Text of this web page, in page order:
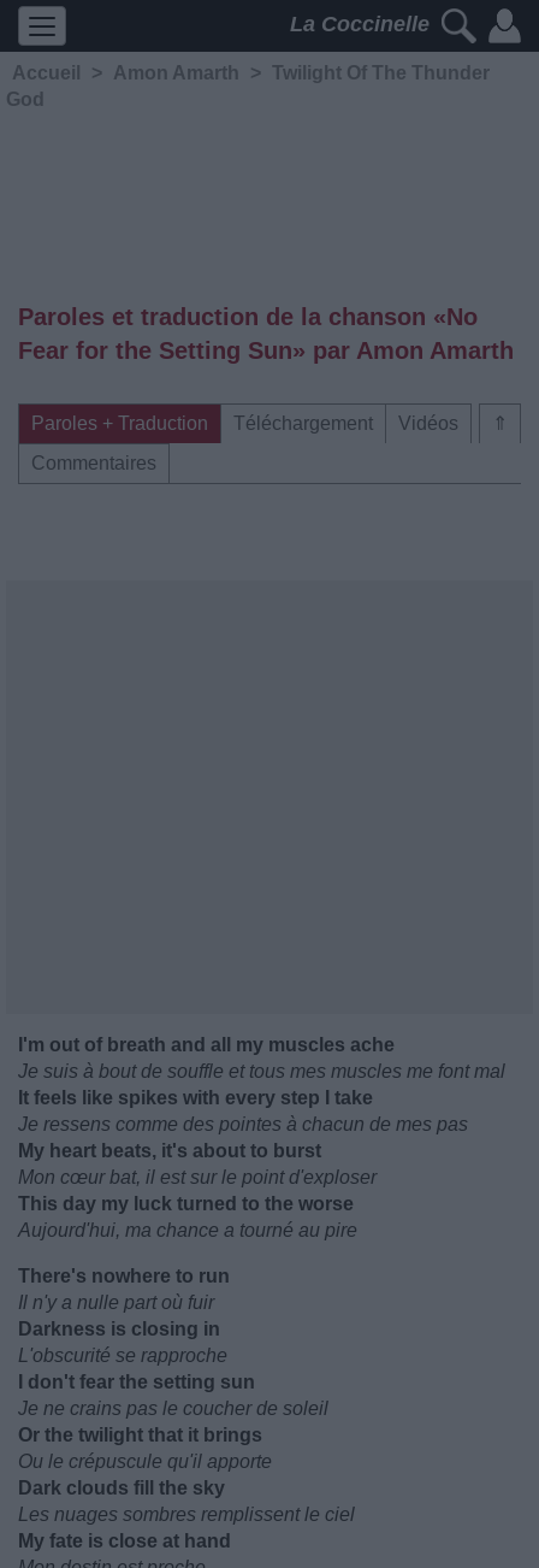
La Coccinelle
Accueil > Amon Amarth > Twilight Of The Thunder
God
Paroles et traduction de la chanson «No
Fear for the Setting Sun» par Amon Amarth
⇑
Paroles + Traduction Téléchargement
Vidéos
Commentaires
I'm out of breath and all my muscles ache
Je suis à bout de souffle et tous mes muscles me font mal
It feels like spikes with every step I take
Je ressens comme des pointes à chacun de mes pas
My heart beats, it's about to burst
Mon cœur bat, il est sur le point d'exploser
This day my luck turned to the worse
Aujourd'hui, ma chance a tourné au pire
There's nowhere to run
Il n'y a nulle part où fuir
Darkness is closing in
L'obscurité se rapproche
I don't fear the setting sun
Je ne crains pas le coucher de soleil
Or the twilight that it brings
Ou le crépuscule qu'il apporte
Dark clouds fill the sky
Les nuages sombres remplissent le ciel
My fate is close at hand